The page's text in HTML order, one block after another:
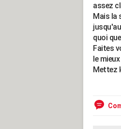
assez
Mais la
quoi
Faites
le
Mettez